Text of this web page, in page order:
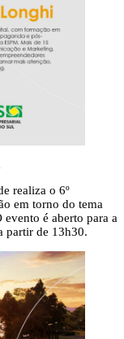
realiza o 6º
em torno do tema
evento é aberto para a
partir de 13h30.